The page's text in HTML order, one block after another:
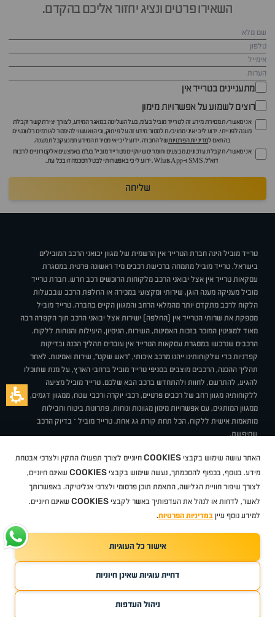
השאירו פרטים ונציג יחזור אליכם בהקדם.
מתעניינים בטרייד אין
רוצים לשמוע על אפשרויות מימון
אני מאשר/ת מסירת מידע זה לטרייד מוביל בע"מ, בעל השליטה במאגר המידע, לצורך יצירת קשר וקבלת
מענה לפנייתי. ידוע לי כי איני מחויב/ת למסור מידע זה על פי חוק, וכי הוא עשוי להימסר לגורמים רלוונטיים
בהתאם למדיניות הפרטיותשל החברה. ידוע לי כי אי מסירת המידע תמנע קבלת מענה.
אני מאשר/ת קבלת עדכונים, מבצעים וחומרים שיווקיים מטרייד מוביל בע"מ באמצעים אלקטרוניים לרבות
דוא״ל, SMS ו-WhatsApp. ידוע לי כי באפשרותי לבטל הסכמה זו בכל עת.
שליחה
טרייד מוביל הינה חברת הטרייד אין הרשמית של מגוון יבואני הרכב המובילים
בישראל. טרייד מוביל מתמחה ברכישת רכבים מיד ראשונה פרטית במסגרת
עסקאות טרייד אין אצל יבואני הרכב מלקוחות הרוכשים רכב חדש. חברת טרייד
מוביל מעניקה מענה הוגן, שירותי ומקצועי במכירה או החלפת הרכב שבבעלות
הלקוח לרכב מתקדם יותר מהמלאי הרחב והמגוון הקיים בחברה. טרייד מוביל
מספקת את שרותי הטרייד אין (החלפה) ישירות אצל יבואני הרכב תוך הקפדה רבה
מאוד למוניטין המוכר בזכות האמינות, השירות, הניסיון, היעילות והנוחות ללקוח.
הרכבים שנרכשו במסגרת עסקאות הטרייד אין עוברים תהליך הכנה ובדיקות
קפדניות כדי שלקוחותינו ייהנו מרכב איכותי, "ראש שקט", שירות ואמינות. לאחר
תהליך ההכנה, הרכבים מוצבים בסניפי טרייד מוביל ברחבי הארץ, על מנת שתוכלו
להגיע, להתרשם, לחוות ולהתחדש ברכב הבא שלכם. טרייד מוביל מציעה
ללקוחותיה מגוון רחב של רכבים פרטיים, רכבי יוקרה ורכבי שטח, ממגוון דגמים,
ממגוון המותגים, עם אפשרויות מימון מגוונות ונוחות, פתרונות ביטוח וחבילות
מותאמות אישית ללקוח, הכל תחת קורת גג אחת. טרייד מוביל – בדיוק הרכב
שחיפשת.
תקנוןBUY BACKמבצעיםמגזין טרייד מובילאיך זה עובד? דרושים
ניהול העדפות עוגיות
סיטרואןאופלפיג'ו MGמזדהבי ווי דיצ'ריטסלה ניסאןטויוטהדאצ'יהפולקסווגןטסלהג'יפ
לקסוסאאודיסקודהיונדאירנושברולט
TradeMobile instagram
TradeMobile facebook
כל הזכויות שמורות טרייד מוביל2026
האתר עושה שימוש בקבצי COOKIES חיוניים לצורך תפעולו התקין ולצרכי אבטחת
מידע. בנוסף, בכפוף להסכמתך, נעשה שימוש בקבצי COOKIES שאינם חיוניים,
לצורך שיפור חוויית הגלישה, התאמת תוכן פרסומי ולצרכי אנליטיקה. באפשרותך
לאשר, לדחות או לנהל את העדפותיך באשר לקבצי COOKIES שאינם חיוניים.
למידע נוסף עיין במדיניות הפרטיות.
אישור כל העוגיות
דחיית עוגיות שאינן חיוניות
ניהול העדפות